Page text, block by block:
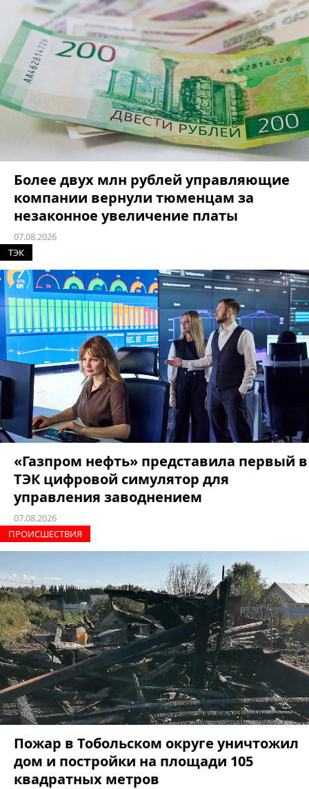
Более двух млн рублей управляющие
компании вернули тюменцам за
незаконное увеличение платы
07.08.2026
ТЭК
«Газпром нефть» представила первый в
ТЭК цифровой симулятор для
управления заводнением
07.08.2026
ПРОИCШЕСТВИЯ
Пожар в Тобольском округе уничтожил
дом и постройки на площади 105
квадратных метров